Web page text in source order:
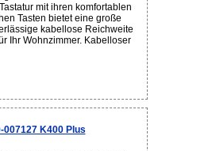
mit ihren komfortablen
Tasten bietet eine große
kabellose Reichweite
Ihr Wohnzimmer. Kabelloser
007127 K400 Plus